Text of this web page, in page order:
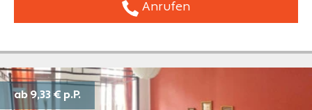
Anrufen
ab 9,33 € p.P.